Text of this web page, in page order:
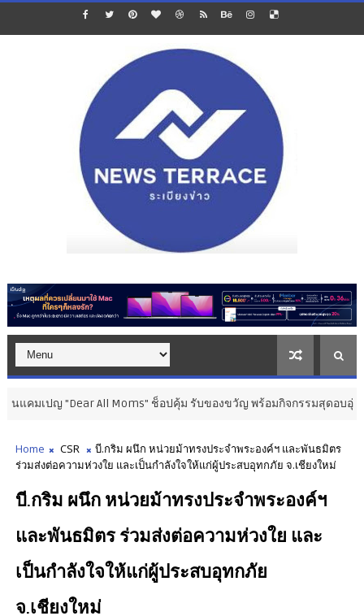
"Dear All Moms" ช็อปคุ้ม รับของขวัญ พร้อมกิจกรรมสุดอบอุ่นวันแม่
Home CSR
บี.กริม ผนึก หน่วยม้าทรงประจำพระองค์ฯ และพันธมิตร
ร่วมส่งต่อความห่วงใย และเป็นกำลังใจให้แก่ผู้ประสบอุทกภัย จ.เชียงใหม่
บี.กริม ผนึก หน่วยม้าทรงประจำพระองค์ฯ
และพันธมิตร ร่วมส่งต่อความห่วงใย และ
เป็นกำลังใจให้แก่ผู้ประสบอุทกภัย
จ.เชียงใหม่